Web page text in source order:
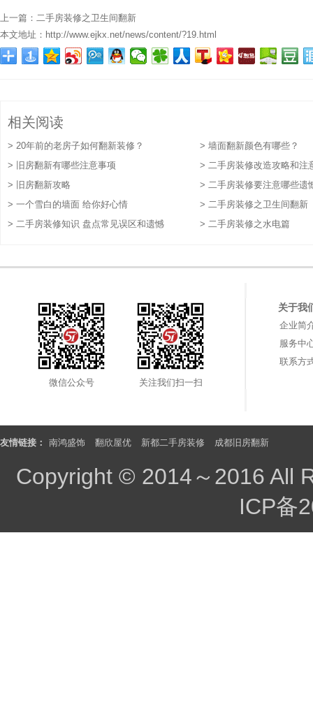
上一篇： 二手房装修之卫生间翻新
本文地址： http://www.ejkx.net/news/content/?19.html
相关阅读
> 20年前的老房子如何翻新装修？
> 墙面翻新颜色有哪些？
> 旧房翻新有哪些注意事项
> 二手房装修改造攻略和注
> 旧房翻新攻略
> 二手房装修要注意哪些遗
> 一个雪白的墙面 给你好心情
> 二手房装修之卫生间翻新
> 二手房装修知识 盘点常见误区和遗憾
> 二手房装修之水电篇
微信公众号 关注我们扫一扫
关于我
企业简
服务中
联系方
友情链接： 南鸿盛饰 翻欣屋优 新都二手房装修 成都旧房翻新
Copyright © 2014～2016 All
ICP备